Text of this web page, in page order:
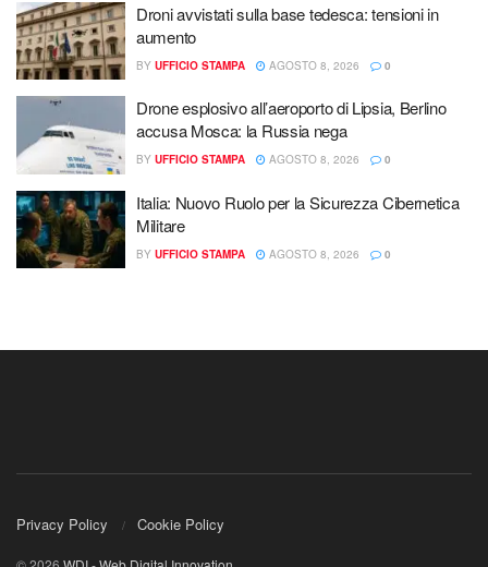
Droni avvistati sulla base tedesca: tensioni in
aumento
BY UFFICIO STAMPA AGOSTO 8, 2026 0
Drone esplosivo all’aeroporto di Lipsia, Berlino
accusa Mosca: la Russia nega
BY UFFICIO STAMPA AGOSTO 8, 2026 0
Italia: Nuovo Ruolo per la Sicurezza Cibernetica
Militare
BY UFFICIO STAMPA AGOSTO 8, 2026 0
Privacy Policy Cookie Policy